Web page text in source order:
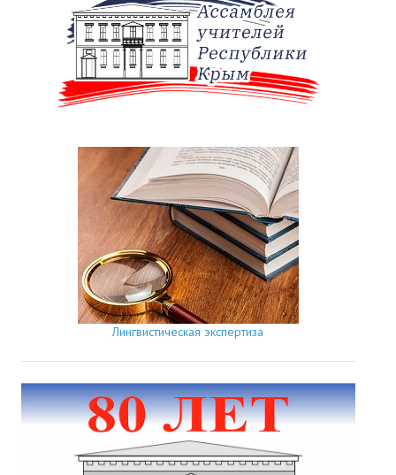
Лингвистическая экспертиза